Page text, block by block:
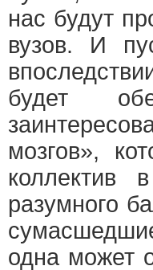
нас будут
вузов. И
будет
мозгов»,
коллектив
разумного
одна может